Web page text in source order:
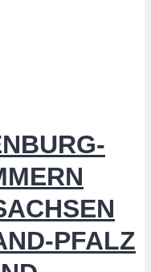
PFALZ